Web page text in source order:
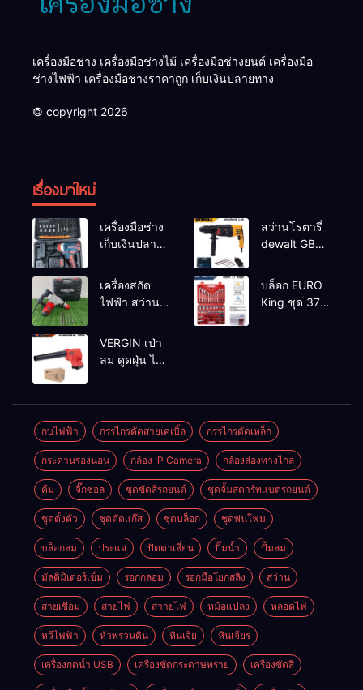
เครื่องมือช่าง เครื่องมือช่างไม้ เครื่องมือช่างยนต์ เครื่องมือ
ช่างไฟฟ้า เครื่องมือช่างราคาถูก เก็บเงินปลายทาง
© copyright 2026
เรื่องมาใหม่
เครื่องมือช่าง
เก็บเงินปลาย
สว่านโรตารี่
dewalt GBH
2-26 DFR ทุ่น
ทองแดงแท้
100%
เครื่องสกัด
ไฟฟ้า สว่าน
MAKTEC รุ่น MT2926A
บล็อก EURO
King ชุด 37
VERGIN เป่า
ลม ดูดฝุ่น ไร้
กบไฟฟ้า กรรไกรตัดสายเคเบิ้ล กรรไกรตัดเหล็ก
กระดานรองนอน กล้อง IP Camera กล้องส่องทางไกล
คีม จิ๊กซอล ชุดขัดสีรถยนต์​ ชุดจั้มสตาร์ทแบตรถยนต์
ชุดตั้งตัว ชุดตัดแก๊ส ชุดบล็อก ชุดพ่นโฟม
บล็อกลม ประแจ ปัตตาเลี่ยน ปั๊มน้ำ ปั้มลม
มัลติมิเตอร์เข็ม รอกกลอม รอกมือโยกสลิง สว่าน
สายเชื่อม สายไฟ สาายไฟ หม้อแปลง หลอดไฟ
หวีไฟฟ้า หัวพรวนดิน หินเจีย หินเจียร
เครื่องกดน้ำ USB เครื่องขัดกระดาษทราย เครื่องขัดสี